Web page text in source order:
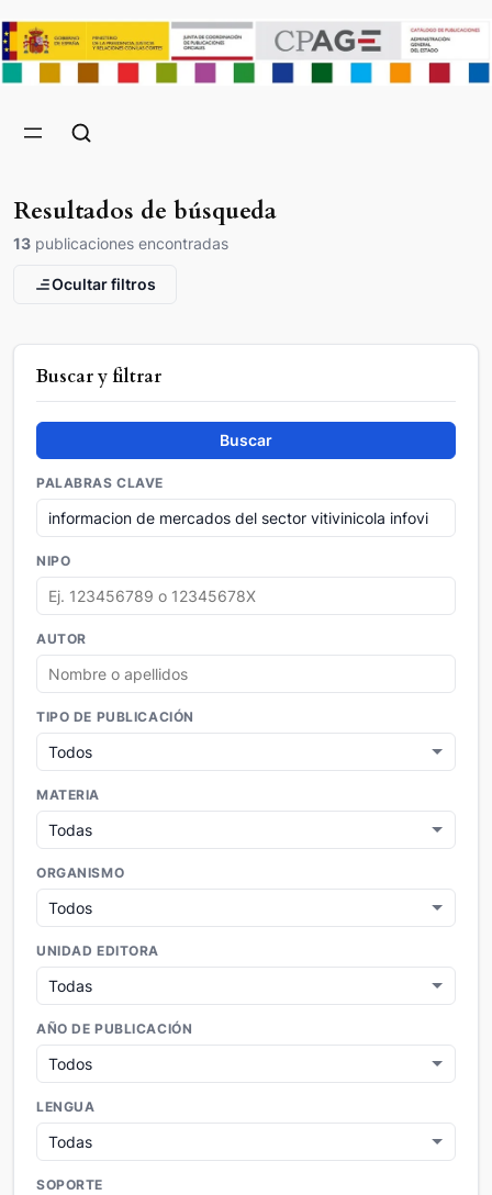
Resultados de búsqueda
13 publicaciones encontradas
Ocultar filtros
Buscar y filtrar
Buscar
PALABRAS CLAVE
NIPO
AUTOR
TIPO DE PUBLICACIÓN
MATERIA
ORGANISMO
UNIDAD EDITORA
AÑO DE PUBLICACIÓN
LENGUA
SOPORTE